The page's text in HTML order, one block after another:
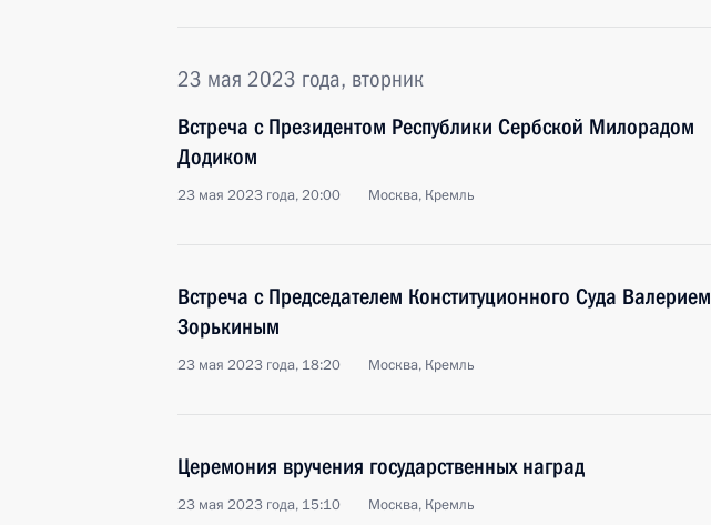
23 мая 2023 года, вторник
Встреча с Президентом Республики Сербской Милорадом
Додиком
23 мая 2023 года, 20:00 Москва, Кремль
Встреча с Председателем Конституционного Суда Валерием
Зорькиным
23 мая 2023 года, 18:20 Москва, Кремль
Церемония вручения государственных наград
23 мая 2023 года, 15:10 Москва, Кремль